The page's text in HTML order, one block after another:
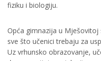
fiziku i biologiju.
Opća gimnazija u Mješovitoj
sve što učenici trebaju za
Uz vrhunsko obrazovanje,